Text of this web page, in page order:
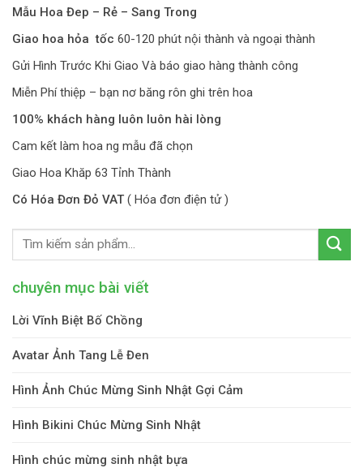
Mẫu Hoa Đep – Rẻ – Sang Trong
Giao hoa hỏa tốc 60-120 phút nội thành và ngoại thành
Gửi Hình Trước Khi Giao Và báo giao hàng thành công
Miễn Phí thiệp – bạn nơ băng rôn ghi trên hoa
100% khách hàng luôn luôn hài lòng
Cam kết làm hoa ng mẫu đã chọn
Giao Hoa Khăp 63 Tỉnh Thành
Có Hóa Đơn Đỏ VAT ( Hóa đơn điện tử )
chuyên mục bài viết
Lời Vĩnh Biệt Bố Chồng
Avatar Ảnh Tang Lễ Đen
Hình Ảnh Chúc Mừng Sinh Nhật Gợi Cảm
Hình Bikini Chúc Mừng Sinh Nhật
Hình chúc mừng sinh nhật bựa